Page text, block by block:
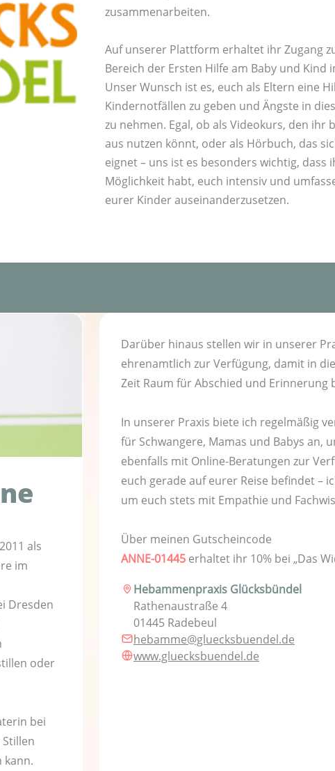
zusammenarbeiten.
Auf unserer Plattform erhaltet ihr Zugang
Bereich der Ersten Hilfe am Baby und Kind
Unser Wunsch ist es, euch als Eltern eine
Kindernotfällen zu geben und Ängste in
zu nehmen. Egal, ob als Videokurs, den ihr
aus nutzen könnt, oder als Hörbuch, das
eignet – uns ist es besonders wichtig, dass
Möglichkeit habt, euch intensiv und
eurer Kinder auseinanderzusetzen.
als
im
Dresden
oder
bei
kann.
Darüber hinaus stellen wir in unserer
ehrenamtlich zur Verfügung, damit in
Zeit Raum für Abschied und Erinnerung
In unserer Praxis biete ich regelmäßig
für Schwangere, Mamas und Babys an,
ebenfalls mit Online-Beratungen zur
euch gerade auf eurer Reise befindet –
um euch stets mit Empathie und
Über meinen Gutscheincode
ANNE-01445 erhaltet ihr 10% bei „Das
Hebammenpraxis Glücksbündel
Rathenaustraße 4
01445 Radebeul
hebamme@gluecksbuendel.de
www.gluecksbuendel.de